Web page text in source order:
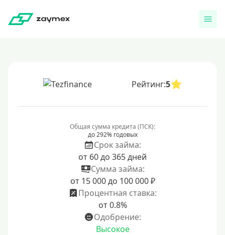
Рейтинг:5
Общая сумма кредита (ПСК):
до 292% годовых
Срок займа:
от 60 до 365 дней
Сумма займа:
от 15 000 до 100 000 ₽
Процентная ставка:
от 0.8%
Одобрение:
Высокое